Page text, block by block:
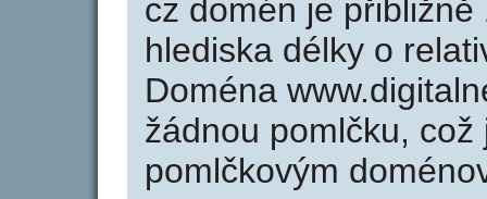
cz domén je
hlediska délky o
Doména
žádnou pomlčku,
pomlčkovým